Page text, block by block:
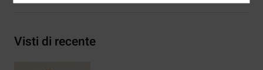
Visti di recente